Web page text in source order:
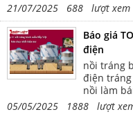
21/07/2025 688 lượt xem
Báo giá
điện
nồi tráng
điện
nồi làm
05/05/2025 1888 lượt